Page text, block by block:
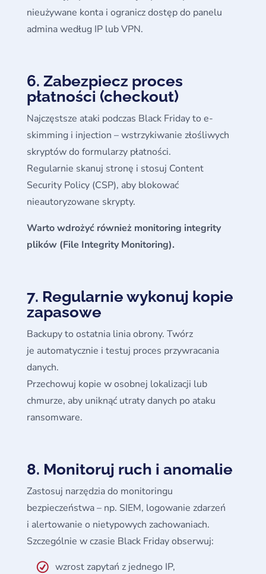
nieużywane konta i ogranicz dostęp do panelu
admina według IP lub VPN.
6. Zabezpiecz proces
płatności (checkout)
Najczęstsze ataki podczas Black Friday to e-
skimming i injection – wstrzykiwanie złośliwych
skryptów do formularzy płatności.
Regularnie skanuj stronę i stosuj Content
Security Policy (CSP), aby blokować
nieautoryzowane skrypty.
Warto wdrożyć również monitoring integrity
plików (File Integrity Monitoring).
7. Regularnie wykonuj kopie
zapasowe
Backupy to ostatnia linia obrony. Twórz
je automatycznie i testuj proces przywracania
danych.
Przechowuj kopie w osobnej lokalizacji lub
chmurze, aby uniknąć utraty danych po ataku
ransomware.
8. Monitoruj ruch i anomalie
Zastosuj narzędzia do monitoringu
bezpieczeństwa – np. SIEM, logowanie zdarzeń
i alertowanie o nietypowych zachowaniach.
Szczególnie w czasie Black Friday obserwuj:
wzrost zapytań z jednego IP,